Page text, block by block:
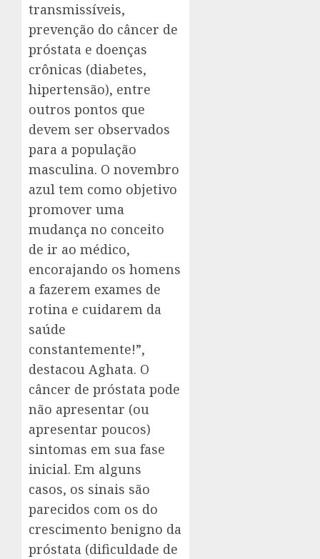
transmissíveis,
prevenção do câncer de
próstata e doenças
crônicas (diabetes,
hipertensão), entre
outros pontos que
devem ser observados
para a população
masculina. O novembro
azul tem como objetivo
promover uma
mudança no conceito
de ir ao médico,
encorajando os homens
a fazerem exames de
rotina e cuidarem da
saúde
constantemente!”,
destacou Aghata. O
câncer de próstata pode
não apresentar (ou
apresentar poucos)
sintomas em sua fase
inicial. Em alguns
casos, os sinais são
parecidos com os do
crescimento benigno da
próstata (dificuldade de